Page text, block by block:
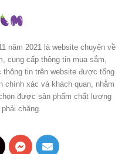
năm 2021 là website chuyên về
cung cấp thông tin mua sắm,
thông tin trên website được tổng
xác và khách quan, nhằm
được sản phẩm chất lượng
chăng.
Messenger
Mail